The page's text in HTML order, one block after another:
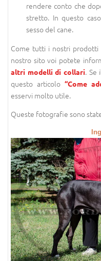
rendere conto che
stretto. In questo
sesso del cane.
Come tutti i nostri prodotti
nostro sito voi potete
altri modelli di collari. Se
questo articolo“Come
esservi molto utile.
Queste fotografie sono